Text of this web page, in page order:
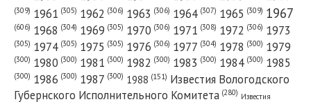
(309) 1961 (305) 1962 (306) 1963 (306) 1964 (307) 1965 (309) 1967
(606) 1968 (304) 1969 (305) 1970 (306) 1971 (308) 1972 (306) 1973
(305) 1974 (305) 1975 (305) 1976 (306) 1977 (304) 1978 (300) 1979
(300) 1980 (300) 1981 (300) 1982 (300) 1983 (300) 1984 (300) 1985
(300) 1986 (300) 1987 (300) 1988 (151) Известия Вологодского
Губернского Исполнительного Комитета (280) Известия